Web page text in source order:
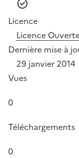
Licence
Licence
Dernière mise à
29 janvier 2014
Vues
0
Téléchargements
0